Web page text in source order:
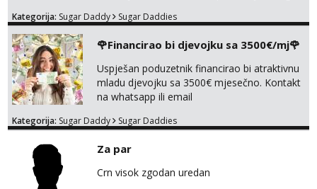
otvorena, komunikativna, zgodna i atraktivna
markodalic37@gmail.com
Kategorija: Sugar Daddy Sugar Daddies
🌹Financirao bi djevojku sa 3500€/mj🌹
Uspješan poduzetnik financirao bi atraktivnu
mladu djevojku sa 3500€ mjesečno. Kontakt
na whatsapp ili email
Kategorija: Sugar Daddy Sugar Daddies
Za par
Crn visok zgodan uredan